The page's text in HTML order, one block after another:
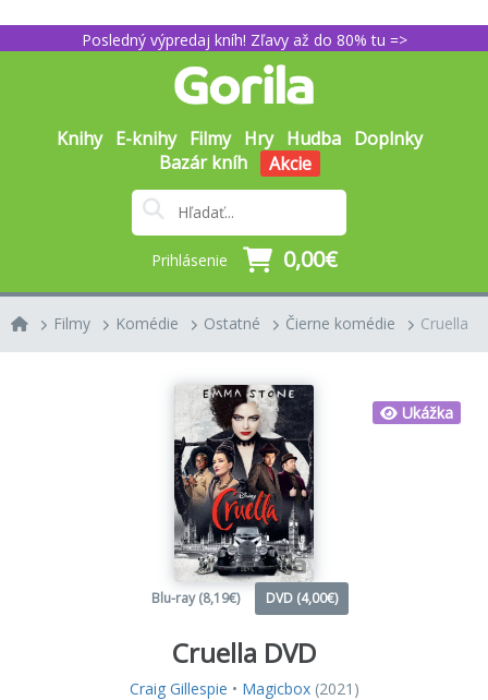
Posledný výpredaj kníh! Zľavy až do 80% tu =>
Knihy E-knihy Filmy Hry Hudba Doplnky
Bazár kníh
Akcie
Prihlásenie 0,00€
Filmy Komédie Ostatné Čierne komédie Cruella
Ukážka
Blu-ray (8,19€) DVD (4,00€)
Cruella DVD
Craig Gillespie • Magicbox(2021)